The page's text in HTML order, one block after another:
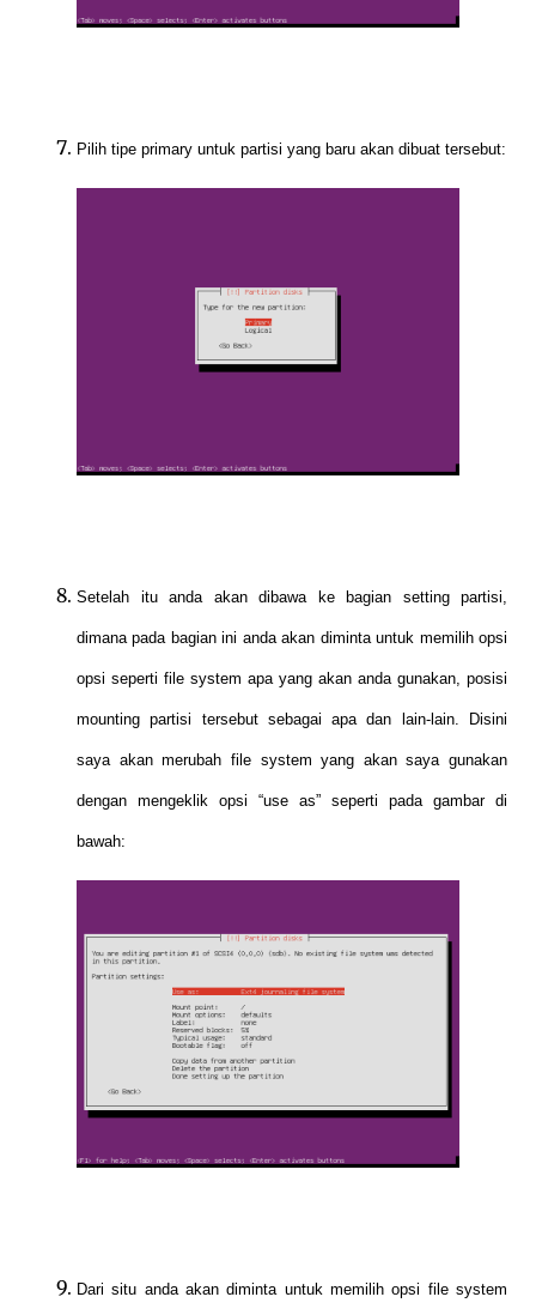
Pilih tipe primary untuk partisi yang baru akan dibuat tersebut:
Setelah itu anda akan dibawa ke bagian setting partisi,
dimana pada bagian ini anda akan diminta untuk memilih opsi
opsi seperti file system apa yang akan anda gunakan, posisi
mounting partisi tersebut sebagai apa dan lain-lain. Disini
saya akan merubah file system yang akan saya gunakan
dengan mengeklik opsi “use as” seperti pada gambar di
bawah:
Dari situ anda akan diminta untuk memilih opsi file system